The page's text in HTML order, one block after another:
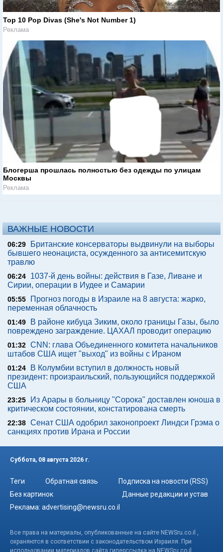
Top 10 Pop Divas (She's Not Number 1)
Реклама
Блогерша прошлась полностью без одежды по улицам
Москвы
Реклама
ВАЖНЫЕ НОВОСТИ
06:29
Британские консерваторы выдвинули на выборы
бывшего неонациста, осужденного за антисемитскую
травлю
06:24
1037-й день войны: действия в Газе, Ливане и
Сирии, операции в Иудее и Самарии
05:55
Прогноз погоды в Израиле на 8 августа: жарко,
переменная облачность
01:49
В районе кибуца Зиким, около границы Газы, было
повреждено заграждение. ЦАХАЛ проводит операцию
01:32 CNN: глава Объединенного комитета начальников
штабов США ищет "выход" из войны с Ираном
01:24
В Колумбии вступил в должность новый
президент: произраильский, пользующийся поддержкой
США
23:25
Из Арары в больницу "Сорока" доставлен юноша в
критическом состоянии, констатирована смерть
22:38 Сенат США одобрил законопроект Линдси Грэма о
санкциях против Ирана и России
Суббота, 08 августа 2026 г.
Теги Обратная связь
Подписка на новости (RSS)
Без картинок
Данные редакции и устав
Реклама: advertising@newsru.co.il
Все права на материалы, опубликованные на сайте NEWSru.co.il ,
охраняются в соответствии с законодательством Израиля. При
использовании материалов сайта гиперссылка на NEWSru.co.il